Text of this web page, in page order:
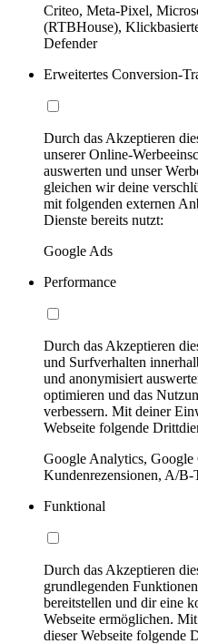
Criteo, Meta-Pixel,
(RTBHouse),
Defender
Erweitertes Conversion-
Durch das Akzeptieren
unserer Online-
auswerten und unser
gleichen wir deine
mit folgenden externen
Dienste bereits nutzt:
Google Ads
Performance
Durch das Akzeptieren
und Surfverhalten
und anonymisiert
optimieren und das
verbessern. Mit deiner
Webseite folgende
Google Analytics,
Kundenrezensionen, A/B-
Funktional
Durch das Akzeptieren
grundlegenden
bereitstellen und dir eine
Webseite ermöglichen.
dieser Webseite folgende